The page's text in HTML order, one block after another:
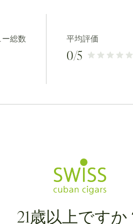
総数 平均評価
0/5
21歳以上ですか
カナダ、英国、オーストラリア